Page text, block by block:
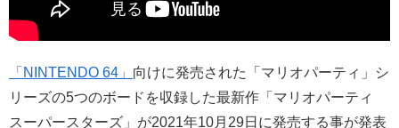
「NINTENDO 64」 向けに発売された「マリオパーティ」シ
リーズの5つのボードを収録した最新作「マリオパーティ
スーパースターズ」が2021年10月29日に発売する事が発表